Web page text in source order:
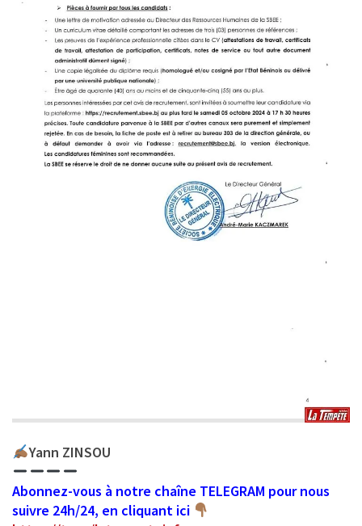
Yann ZINSOU
Abonnez-vous à notre chaîne TELEGRAM pour nous
suivre 24h/24, en cliquant ici